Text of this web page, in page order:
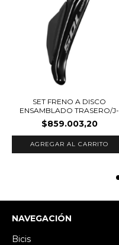
SET FRENO A DISCO
ENSAMBLADO TRASERO/J-
K...
$859.003,20
NAVEGACIÓN
Bicis